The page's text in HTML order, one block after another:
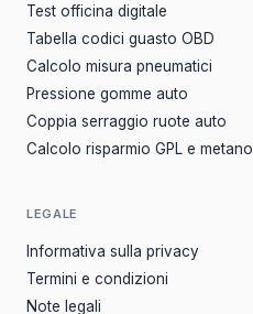
Test officina digitale
Tabella codici guasto OBD
Calcolo misura pneumatici
Pressione gomme auto
Coppia serraggio ruote auto
Calcolo risparmio GPL e metano
LEGALE
Informativa sulla privacy
Termini e condizioni
Note legali